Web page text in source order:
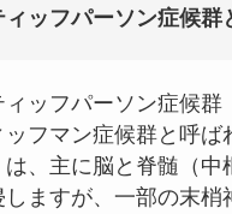
ィッフパーソン症候群
ィッフパーソン症候群
ッフマン症候群と呼ば
は、主に脳と脊髄（中
しますが、一部の末梢